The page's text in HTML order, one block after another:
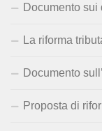
Documento
La riforma
Documento
Proposta di